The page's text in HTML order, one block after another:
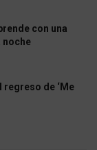
con una
noche
regreso de ‘Me